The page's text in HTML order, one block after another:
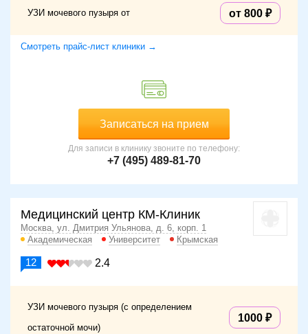
УЗИ мочевого пузыря от от 800
Смотреть прайс-лист клиники →
Записаться на прием
Для записи в клинику звоните по телефону:
+7 (495) 489-81-70
Медицинский центр КМ-Клиник
Москва, ул. Дмитрия Ульянова, д. 6, корп. 1
Академическая
Университет Крымская
12 2.4
УЗИ мочевого пузыря (с определением
остаточной мочи)
1000